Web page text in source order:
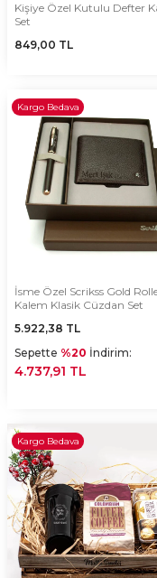
Kişiye Özel Kutulu Defter
Set
849,00 TL
Kargo Bedava
İsme Özel Scrikss Gold
Kalem Klasik Cüzdan Set
5.922,38 TL
Sepette %20 İndirim:
4.737,91 TL
Kargo Bedava